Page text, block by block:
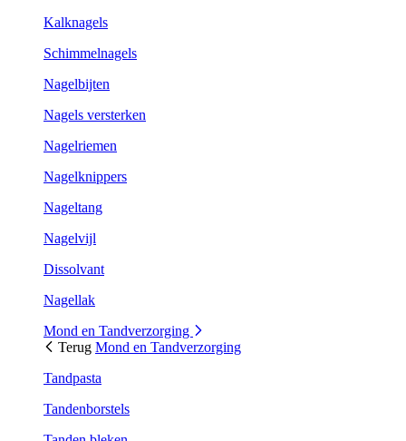
Kalknagels
Schimmelnagels
Nagelbijten
Nagels versterken
Nagelriemen
Nagelknippers
Nageltang
Nagelvijl
Dissolvant
Nagellak
Mond en Tandverzorging
Terug Mond en Tandverzorging
Tandpasta
Tandenborstels